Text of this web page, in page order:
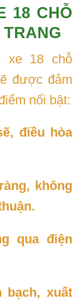
18 CHỖ
xe 18 chỗ
được đảm
nổi bật:
điều hòa
không
qua điện
bạch, xuất